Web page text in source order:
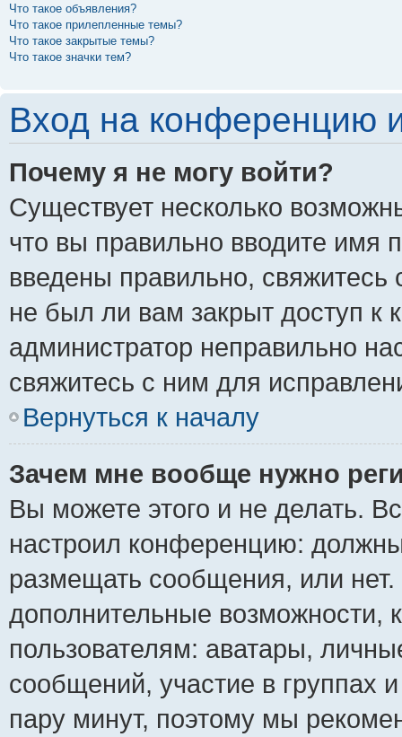
Что такое объявления?
Что такое прилепленные темы?
Что такое закрытые темы?
Что такое значки тем?
Вход на конференцию
Почему я не могу войти?
Существует несколько
что вы правильно вводите имя
введены правильно,
не был ли вам закрыт доступ к
администратор неправильно
свяжитесь с ним для
Вернуться к началу
Зачем мне вообще нужно
Вы можете этого и не делать.
настроил конференцию:
размещать сообщения, или
дополнительные
пользователям: аватары,
сообщений, участие в группах
пару минут, поэтому мы